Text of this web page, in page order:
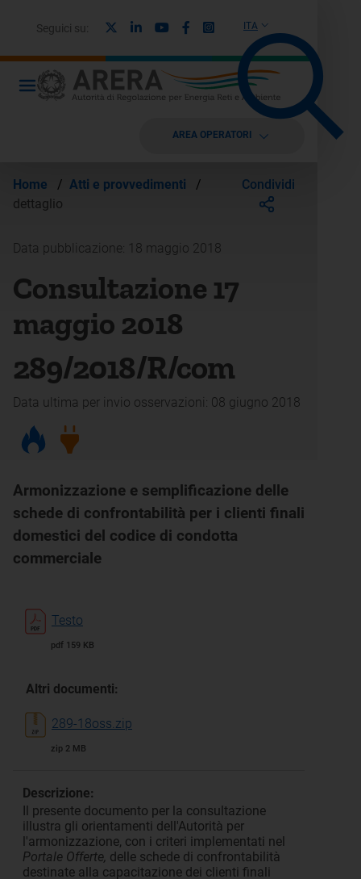
ITA
Seguici su: LinkedinYoutubeFacebook
Instagram
AREA OPERATORI
Home / Atti e provvedimenti
/
dettaglio
Condividi
Data pubblicazione: 18 maggio 2018
Consultazione 17
maggio 2018
289/2018/R/com
Data ultima per invio osservazioni: 08 giugno 2018
Armonizzazione e semplificazione delle
schede di confrontabilità per i clienti finali
domestici del codice di condotta
commerciale
Testo
pdf 159 KB
Altri documenti:
289-18oss.zip
zip 2 MB
Descrizione:
Il presente documento per la consultazione
illustra gli orientamenti dell'Autorità per
l'armonizzazione, con i criteri implementati nel
Portale Offerte, delle schede di confrontabilità
destinate alla capacitazione dei clienti finali